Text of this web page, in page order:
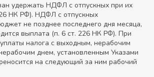
удержать НДФЛ с отпускных при их
НК РФ). НДФЛ с отпускных
не позднее последнего дня месяца,
выплата (п. 6 ст. 226 НК РФ). При
налога с выходным, нерабочим
днем, установленным Указами
на следующий за ним рабочий